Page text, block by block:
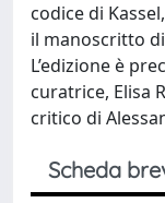
codice di
il manoscritto
L’edizione è
curatrice, Elisa
critico di
Scheda